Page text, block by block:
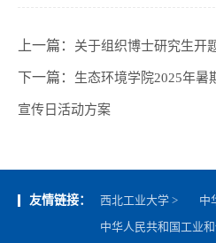
上一篇： 关于组织博士研究生开
下一篇： 生态环境学院2025年暑
宣传日活动方案
友情链接： 西北工业大学 >
中
中华人民共和国工业